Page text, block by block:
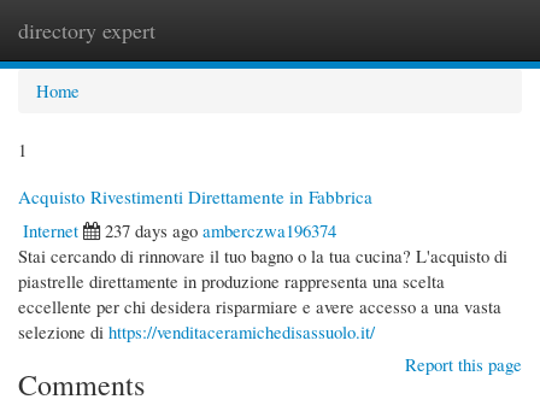
directory expert
Home
1
Acquisto Rivestimenti Direttamente in Fabbrica
Internet
237 days ago amberczwa196374
Stai cercando di rinnovare il tuo bagno o la tua cucina? L'acquisto di
piastrelle direttamente in produzione rappresenta una scelta
eccellente per chi desidera risparmiare e avere accesso a una vasta
selezione di https://venditaceramichedisassuolo.it/
Report this page
Comments